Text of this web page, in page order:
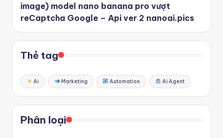
image) model nano banana pro vượt
reCaptcha Google – Api ver 2 nanoai.pics
Thẻ tag
Ai Marketing Automation Ai Agent
Phân loại